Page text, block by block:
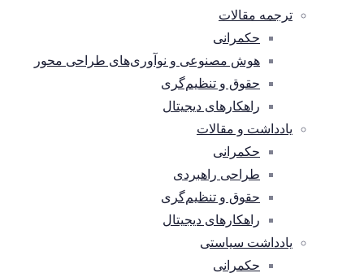
ترجمه مقالات
حکمرانی
هوش مصنوعی و نوآوری‌های طراحی محور
حقوق و تنظیم‌گری
راهکارهای دیجیتال
یادداشت و مقالات
حکمرانی
طراحی راهبردی
حقوق و تنظیم‌گری
راهکارهای دیجیتال
یادداشت سیاستی
حکمرانی